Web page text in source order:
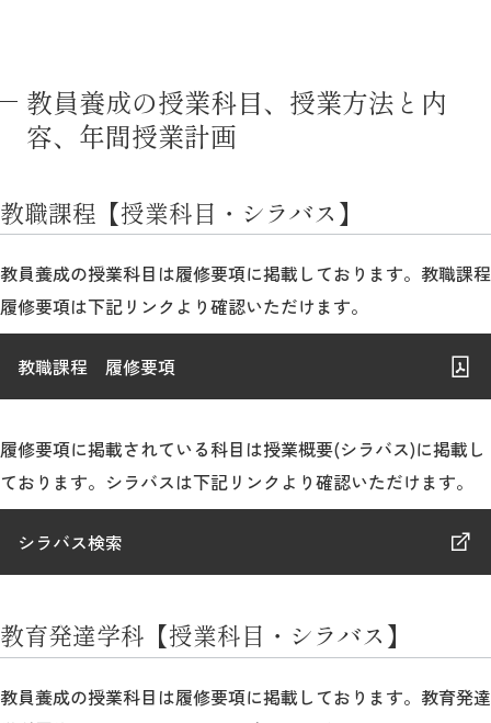
教員養成の授業科目、授業方法と内
容、年間授業計画
教職課程【授業科目・シラバス】
教員養成の授業科目は履修要項に掲載しております。教職課程
履修要項は下記リンクより確認いただけます。
教職課程 履修要項
履修要項に掲載されている科目は授業概要(シラバス)に掲載し
ております。シラバスは下記リンクより確認いただけます。
シラバス検索
教育発達学科【授業科目・シラバス】
教員養成の授業科目は履修要項に掲載しております。教育発達